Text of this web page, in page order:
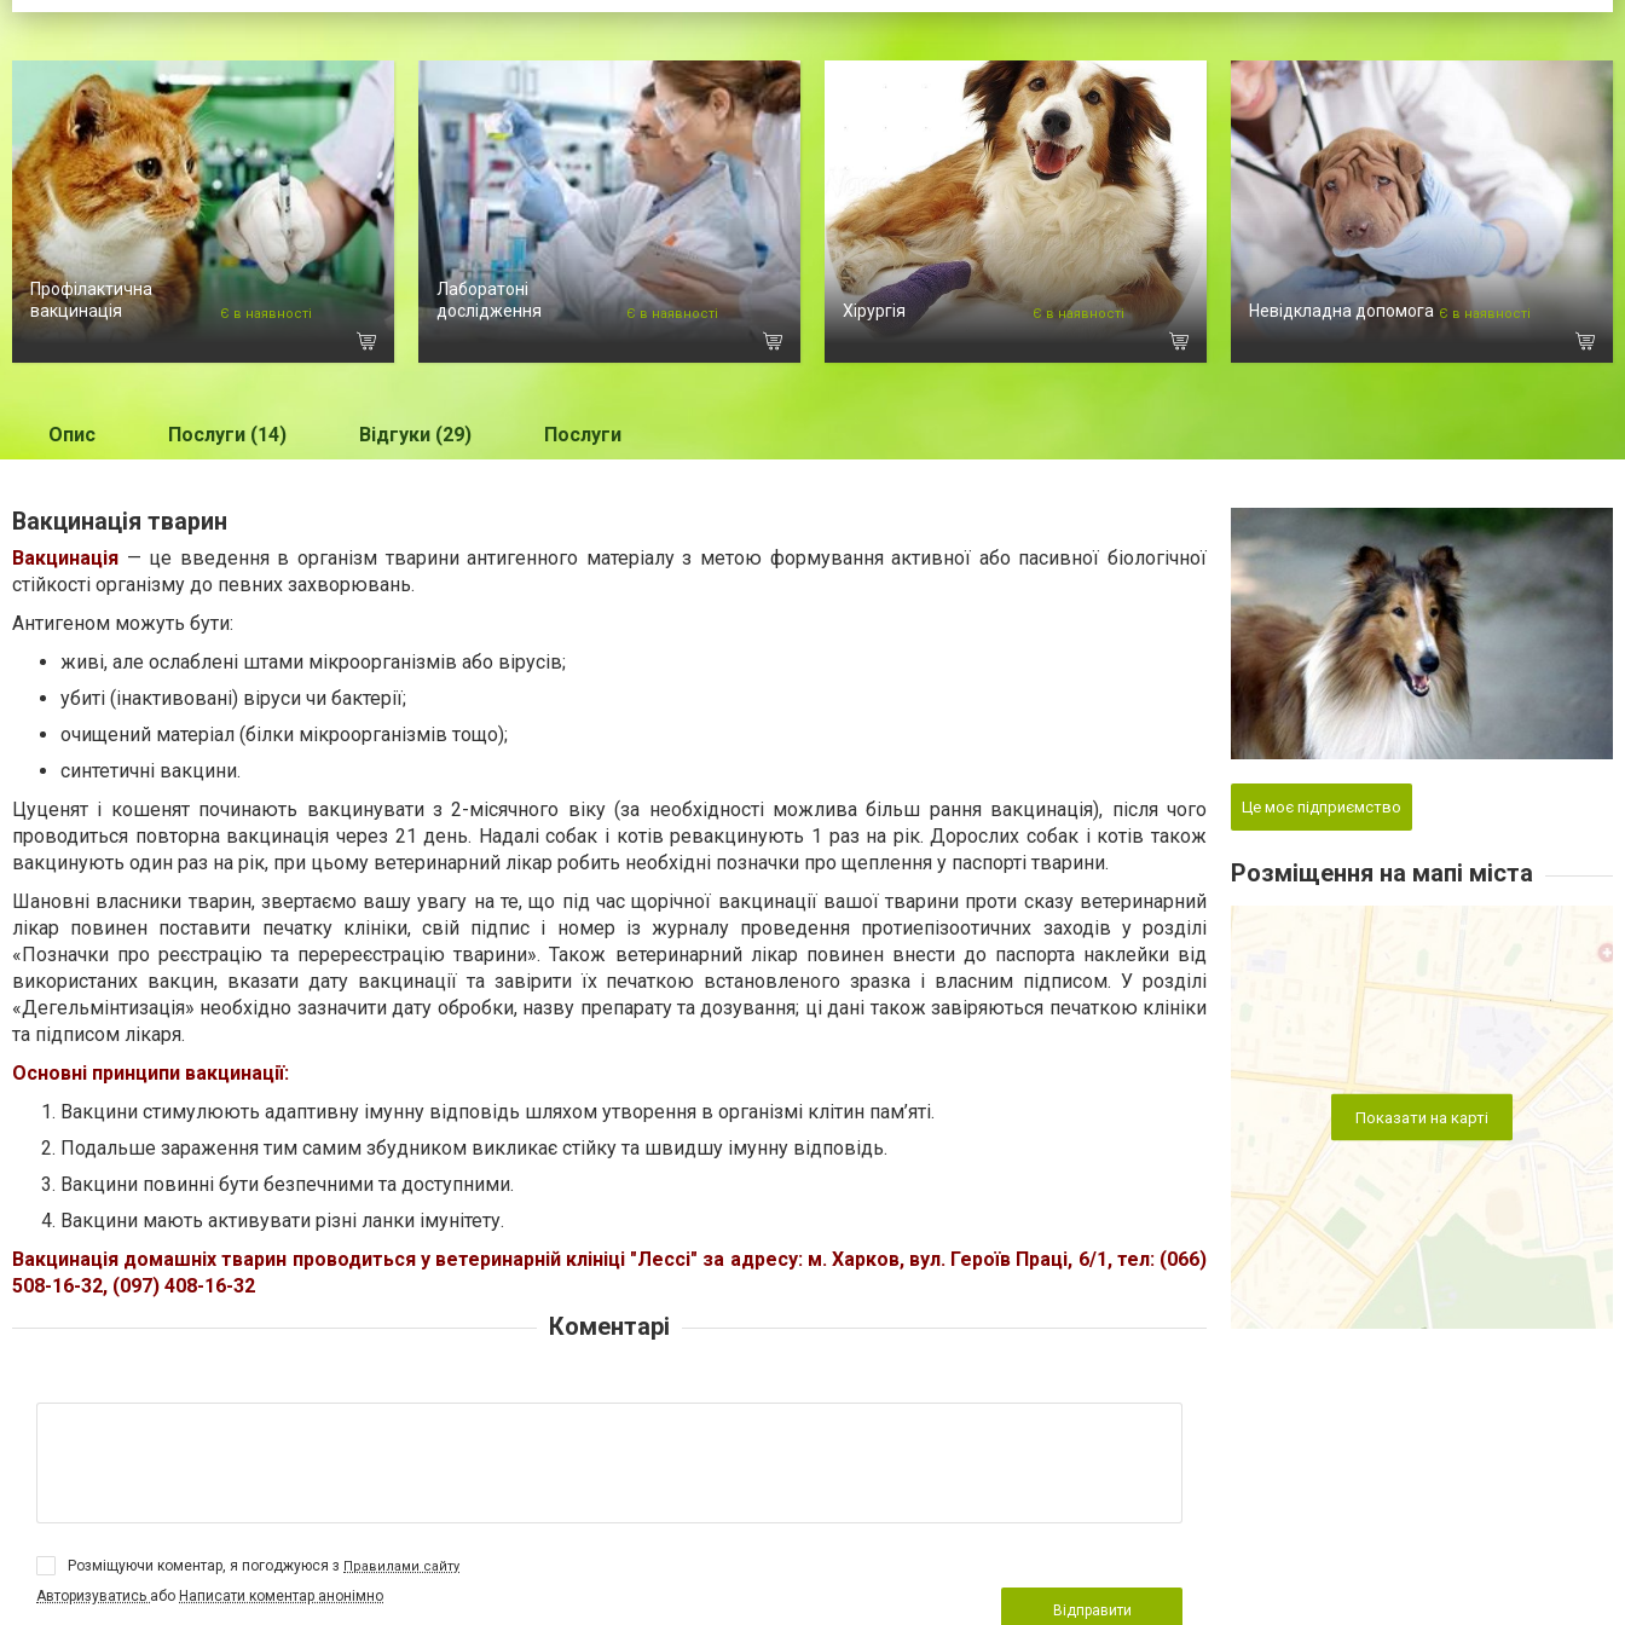
Профілактична
вакцинація
Є в наявності
Лаборатоні
дослідження
Є в наявності Хірургія Є в наявності Невідкладна допомога Є в наявності
Опис Послуги (14) Відгуки (29) Послуги
Вакцинація тварин
Вакцинація — це введення в організм тварини антигенного матеріалу з метою формування активної або пасивної біологічної
стійкості організму до певних захворювань.
Антигеном можуть бути:
живі, але ослаблені штами мікроорганізмів або вірусів;
убиті (інактивовані) віруси чи бактерії;
очищений матеріал (білки мікроорганізмів тощо);
синтетичні вакцини.
Цуценят і кошенят починають вакцинувати з 2-місячного віку (за необхідності можлива більш рання вакцинація), після чого
проводиться повторна вакцинація через 21 день. Надалі собак і котів ревакцинують 1 раз на рік. Дорослих собак і котів також
вакцинують один раз на рік, при цьому ветеринарний лікар робить необхідні позначки про щеплення у паспорті тварини.
Шановні власники тварин, звертаємо вашу увагу на те, що під час щорічної вакцинації вашої тварини проти сказу ветеринарний
лікар повинен поставити печатку клініки, свій підпис і номер із журналу проведення протиепізоотичних заходів у розділі
«Позначки про реєстрацію та перереєстрацію тварини». Також ветеринарний лікар повинен внести до паспорта наклейки від
використаних вакцин, вказати дату вакцинації та завірити їх печаткою встановленого зразка і власним підписом. У розділі
«Дегельмінтизація» необхідно зазначити дату обробки, назву препарату та дозування; ці дані також завіряються печаткою клініки
та підписом лікаря.
Основні принципи вакцинації:
Вакцини стимулюють адаптивну імунну відповідь шляхом утворення в організмі клітин пам’яті.
Подальше зараження тим самим збудником викликає стійку та швидшу імунну відповідь.
Вакцини повинні бути безпечними та доступними.
Вакцини мають активувати різні ланки імунітету.
Вакцинація домашніх тварин проводиться у ветеринарній клініці "Лессі" за адресу: м. Харков, вул. Героїв Праці, 6/1, тел: (066)
508-16-32, (097) 408-16-32
Коментарі
Розміщуючи коментар, я погоджуюся з Правилами сайту
Авторизуватись або Написати коментар анонімно
Відправити
Це моє підприємство
Розміщення на мапі міста
Показати на карті